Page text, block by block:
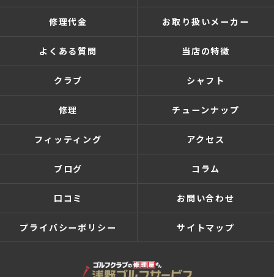
修理代金 お取り扱いメーカー
よくある質問 当店の特徴
クラブ シャフト
修理 チューンナップ
フィッティング アクセス
ブログ コラム
口コミ お問い合わせ
プライバシーポリシー サイトマップ